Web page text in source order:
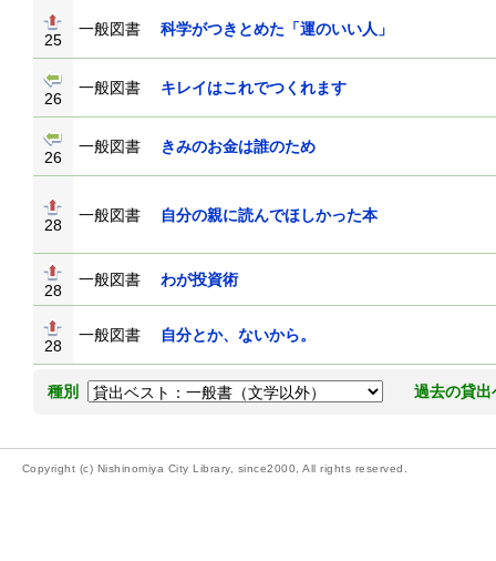
25
一般図書 科学がつきとめた「運のいい人」
26
一般図書 キレイはこれでつくれます
26
一般図書 きみのお金は誰のため
28
一般図書 自分の親に読んでほしかった本
28
一般図書 わが投資術
28
一般図書 自分とか、ないから。
種別 過去の貸出
Copyright (c) Nishinomiya City Library, since2000, All rights reserved.